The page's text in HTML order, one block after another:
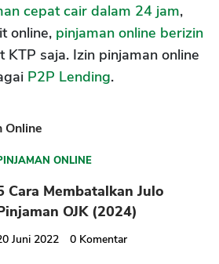
cepat cair dalam 24 jam,
online, pinjaman online berizin
KTP saja. Izin pinjaman online
P2P Lending.
Online
ONLINE
Cara Membatalkan Julo
OJK (2024)
Juni 2022 0 Komentar